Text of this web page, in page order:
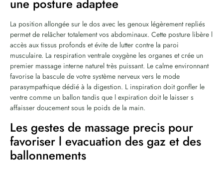
une posture adaptee
La position allongée sur le dos avec les genoux légèrement repliés
permet de relâcher totalement vos abdominaux. Cette posture libère l
accès aux tissus profonds et évite de lutter contre la paroi
musculaire. La respiration ventrale oxygène les organes et crée un
premier massage interne naturel très puissant. Le calme environnant
favorise la bascule de votre système nerveux vers le mode
parasympathique dédié à la digestion. L inspiration doit gonfler le
ventre comme un ballon tandis que l expiration doit le laisser s
affaisser doucement sous le poids de la main.
Les gestes de massage precis pour
favoriser l evacuation des gaz et des
ballonnements